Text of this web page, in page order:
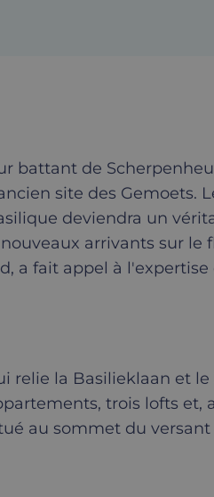
de
site des Gemoets.
deviendra un
arrivants sur
a fait appel à
relie la Basilieklaan et
trois lofts et,
au sommet du